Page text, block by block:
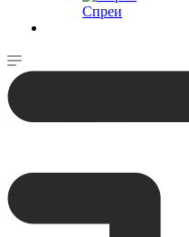
Спреи